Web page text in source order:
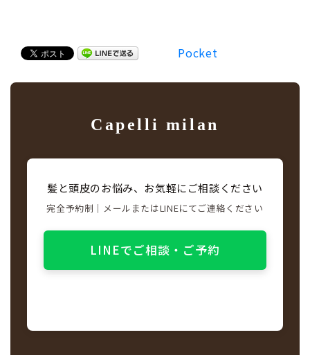
Pocket
Capelli milan
髪と頭皮のお悩み、お気軽にご相談ください
完全予約制｜メールまたはLINEにてご連絡ください
LINEでご相談・ご予約